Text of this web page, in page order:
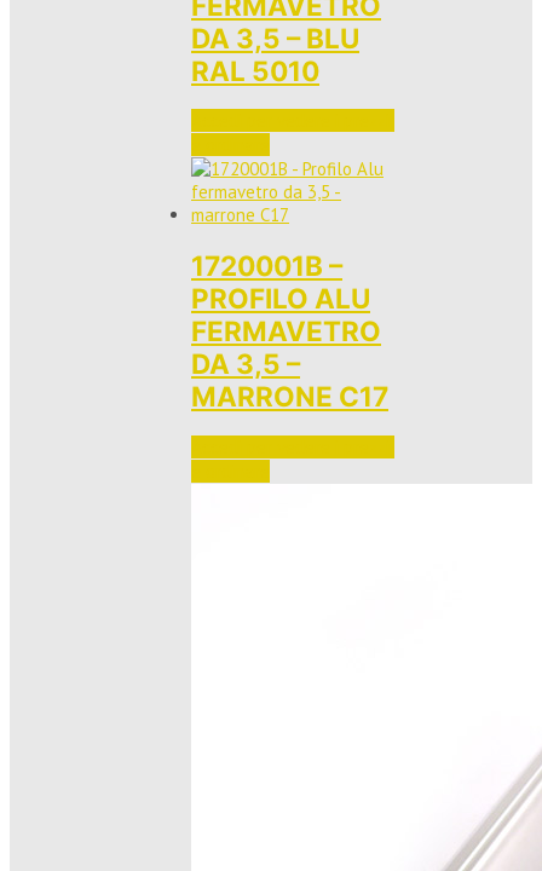
DA 3,5 – BLU
RAL 5010
1720001B –
PROFILO ALU
FERMAVETRO
DA 3,5 –
MARRONE C17